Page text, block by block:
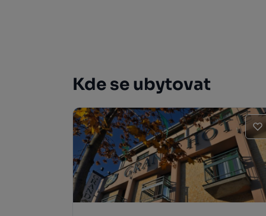
Kde se ubytovat